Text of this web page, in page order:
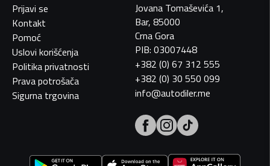
Prijavi se
Kontakt
Pomoć
Uslovi korišćenja
Politika privatnosti
Prava potrošača
Sigurna trgovina
Jovana Tomaševića 1,
Bar, 85000
Crna Gora
PIB: 03007448
+382 (0) 67 312 555
+382 (0) 30 550 099
info@autodiler.me